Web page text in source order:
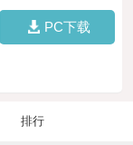
PC下载
排行